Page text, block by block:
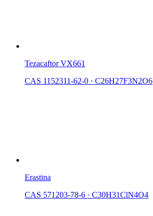
Tezacaftor VX661
CAS 1152311-62-0 · C26H27F3N2O6
Erastina
CAS 571203-78-6 · C30H31ClN4O4